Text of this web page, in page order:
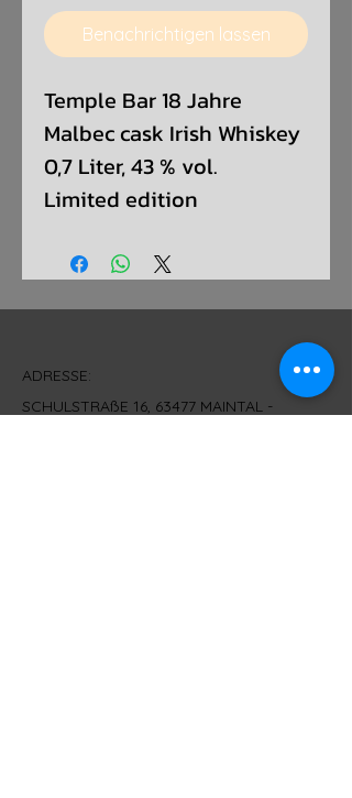
Benachrichtigen lassen
Temple Bar 18 Jahre
Malbec cask Irish Whiskey
0,7 Liter, 43 % vol.
Limited edition
ADRESSE:
SCHULSTRAßE 16, 63477 MAINTAL -